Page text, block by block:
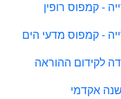
- קמפוס רופין
- קמפוס מדעי הים
לקידום ההוראה
אקדמי